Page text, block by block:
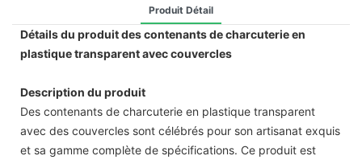
Produit Détail
Détails du produit des contenants de charcuterie en
plastique transparent avec couvercles
Description du produit
Des contenants de charcuterie en plastique transparent
avec des couvercles sont célébrés pour son artisanat exquis
et sa gamme complète de spécifications. Ce produit est